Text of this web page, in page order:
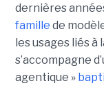
dernières
famille de
les usages liés
s’accompagne
agentique »